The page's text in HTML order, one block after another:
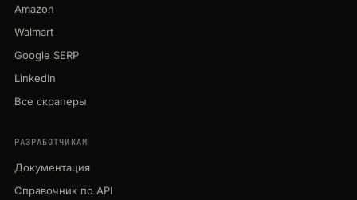
Amazon
Walmart
Google SERP
LinkedIn
Все скраперы
РАЗРАБОТЧИКАМ
Документация
Справочник по API